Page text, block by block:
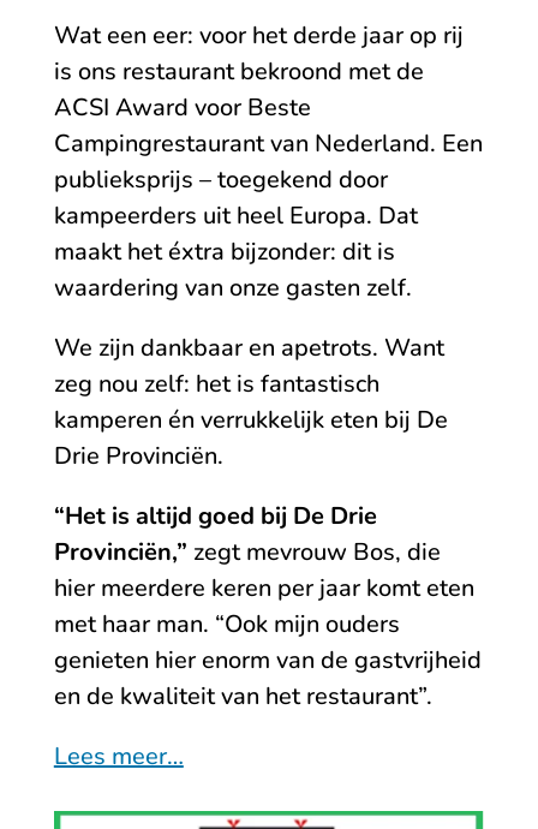
Wat een eer: voor het derde jaar op rij
is ons restaurant bekroond met de
ACSI Award voor Beste
Campingrestaurant van Nederland. Een
publieksprijs – toegekend door
kampeerders uit heel Europa. Dat
maakt het éxtra bijzonder: dit is
waardering van onze gasten zelf.
We zijn dankbaar en apetrots. Want
zeg nou zelf: het is fantastisch
kamperen én verrukkelijk eten bij De
Drie Provinciën.
“Het is altijd goed bij De Drie
Provinciën,” zegt mevrouw Bos, die
hier meerdere keren per jaar komt eten
met haar man. “Ook mijn ouders
genieten hier enorm van de gastvrijheid
en de kwaliteit van het restaurant”.
Lees meer…